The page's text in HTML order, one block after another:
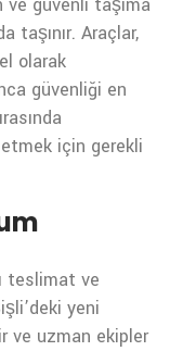
taşınır. Araçlar,
olarak
güvenliği en
için gerekli
teslimat ve
yeni
ve uzman ekipler